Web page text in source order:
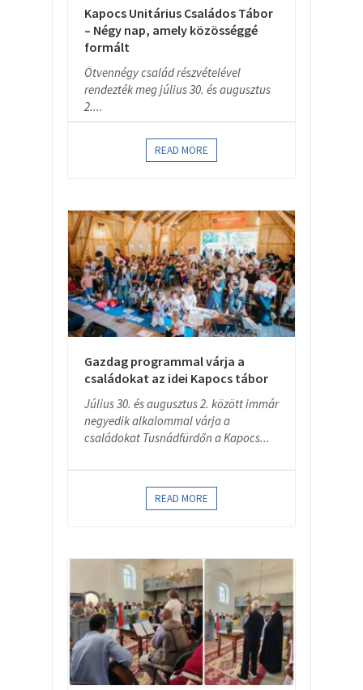
Kapocs Unitárius Családos Tábor
– Négy nap, amely közösséggé
formált
Ötvennégy család részvételével
rendezték meg július 30. és augusztus
2....
READ MORE
Gazdag programmal várja a
családokat az idei Kapocs tábor
Július 30. és augusztus 2. között immár
negyedik alkalommal várja a
családokat Tusnádfürdőn a Kapocs...
READ MORE